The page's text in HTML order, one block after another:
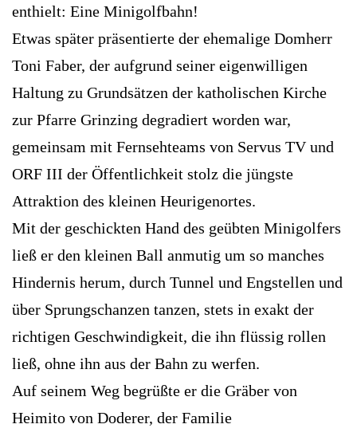
enthielt: Eine Minigolfbahn!
Etwas später präsentierte der ehemalige Domherr
Toni Faber, der aufgrund seiner eigenwilligen
Haltung zu Grundsätzen der katholischen Kirche
zur Pfarre Grinzing degradiert worden war,
gemeinsam mit Fernsehteams von Servus TV und
ORF III der Öffentlichkeit stolz die jüngste
Attraktion des kleinen Heurigenortes.
Mit der geschickten Hand des geübten Minigolfers
ließ er den kleinen Ball anmutig um so manches
Hindernis herum, durch Tunnel und Engstellen und
über Sprungschanzen tanzen, stets in exakt der
richtigen Geschwindigkeit, die ihn flüssig rollen
ließ, ohne ihn aus der Bahn zu werfen.
Auf seinem Weg begrüßte er die Gräber von
Heimito von Doderer, der Familie